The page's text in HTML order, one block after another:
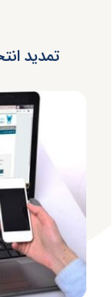
تمدید